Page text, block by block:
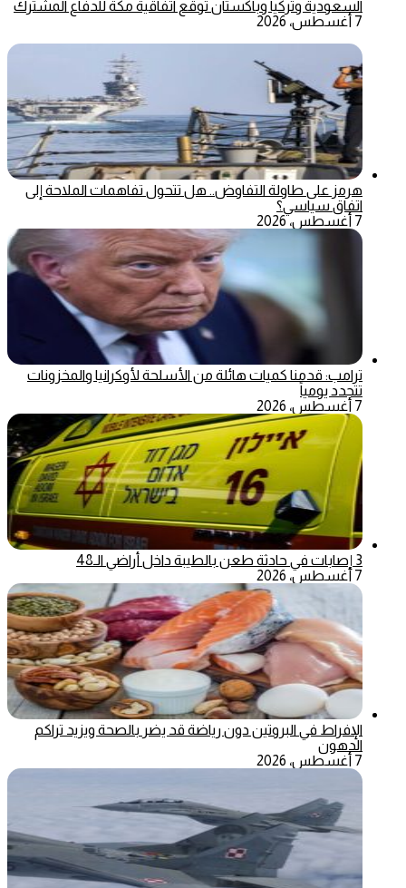
السعودية وتركيا وباكستان توقع اتفاقية مكة للدفاع المشترك
7 أغسطس، 2026
هرمز على طاولة التفاوض.. هل تتحول تفاهمات الملاحة إلى
اتفاق سياسي؟
7 أغسطس، 2026
ترامب: قدمنا كميات هائلة من الأسلحة لأوكرانيا والمخزونات
تتجدد يومياً
7 أغسطس، 2026
3 إصابات في حادثة طعن بالطيبة داخل أراضي الـ48
7 أغسطس، 2026
الإفراط في البروتين دون رياضة قد يضر بالصحة ويزيد تراكم
الدهون
7 أغسطس، 2026